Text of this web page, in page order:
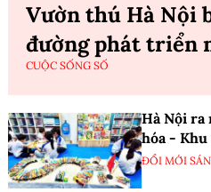
Vườn thú Hà Nội
đường phát triển
CUỘC SỐNG SỐ
Hà Nội ra
hóa -
ĐỔI MỚI